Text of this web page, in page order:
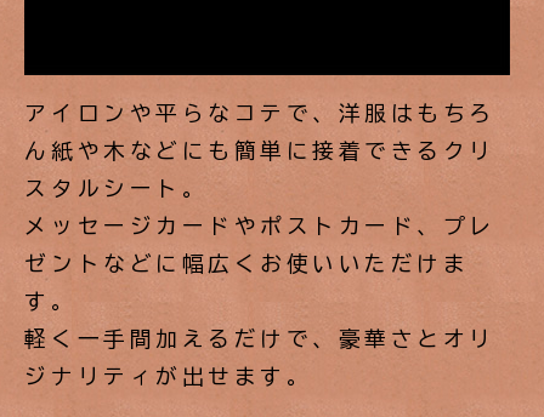
アイロンや平らなコテで、洋服はもちろ
ん紙や木などにも簡単に接着できるクリ
スタルシート。
メッセージカードやポストカード、プレ
ゼントなどに幅広くお使いいただけま
す。
軽く一手間加えるだけで、豪華さとオリ
ジナリティが出せます。